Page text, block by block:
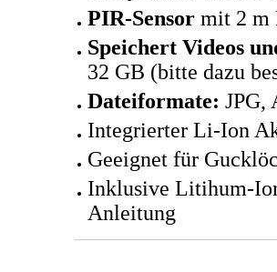
PIR-Sensor mit 2 m
Speichert Videos
32 GB (bitte dazu
Dateiformate: JPG,
Integrierter Li-Ion
Geeignet für
Inklusive Litihum-
Anleitung